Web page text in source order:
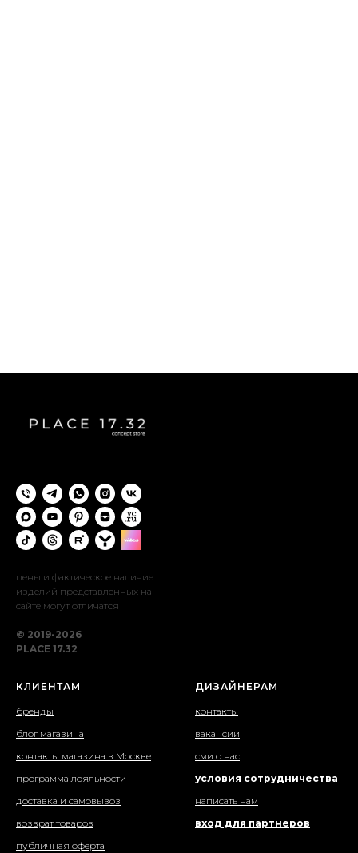
цены и фактическое наличие
изделий представленных на
сайте могут отличатся
© 2019-2026
PLACE 17.32
КЛИЕНТАМ
бренды
блог магазина
контакты магазина в Москве
программа лояльности
доставка и самовывоз
возврат товаров
публичная оферта
ДИЗАЙНЕРАМ
контакты
вакансии
сми о нас
условия сотрудничества
написать нам
вход для партнеров